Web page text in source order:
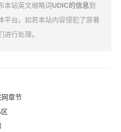
本站英文缩略词UDIC的信息到
平台。如若本站内容侵犯了原著
行处理。
章节